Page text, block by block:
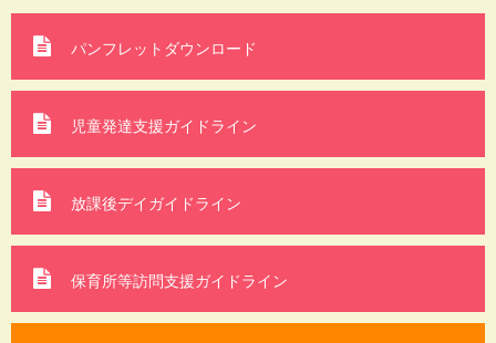
パンフレットダウンロード
児童発達支援ガイドライン
放課後デイガイドライン
保育所等訪問支援ガイドライン